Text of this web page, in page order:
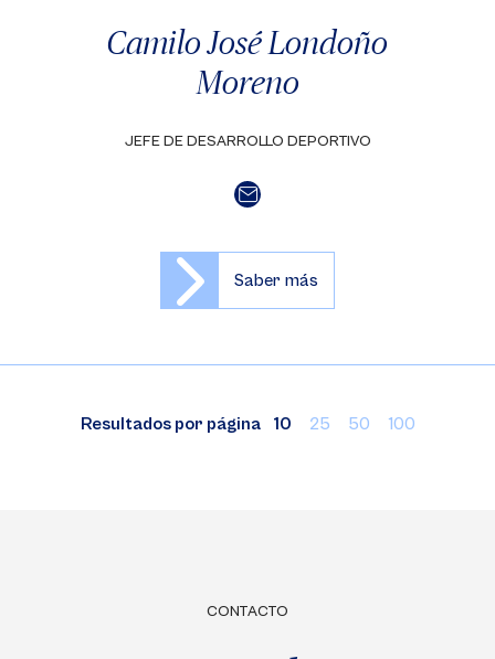
Camilo José Londoño
Moreno
JEFE DE DESARROLLO DEPORTIVO
Saber más
Resultados por página 10 25 50 100
CONTACTO